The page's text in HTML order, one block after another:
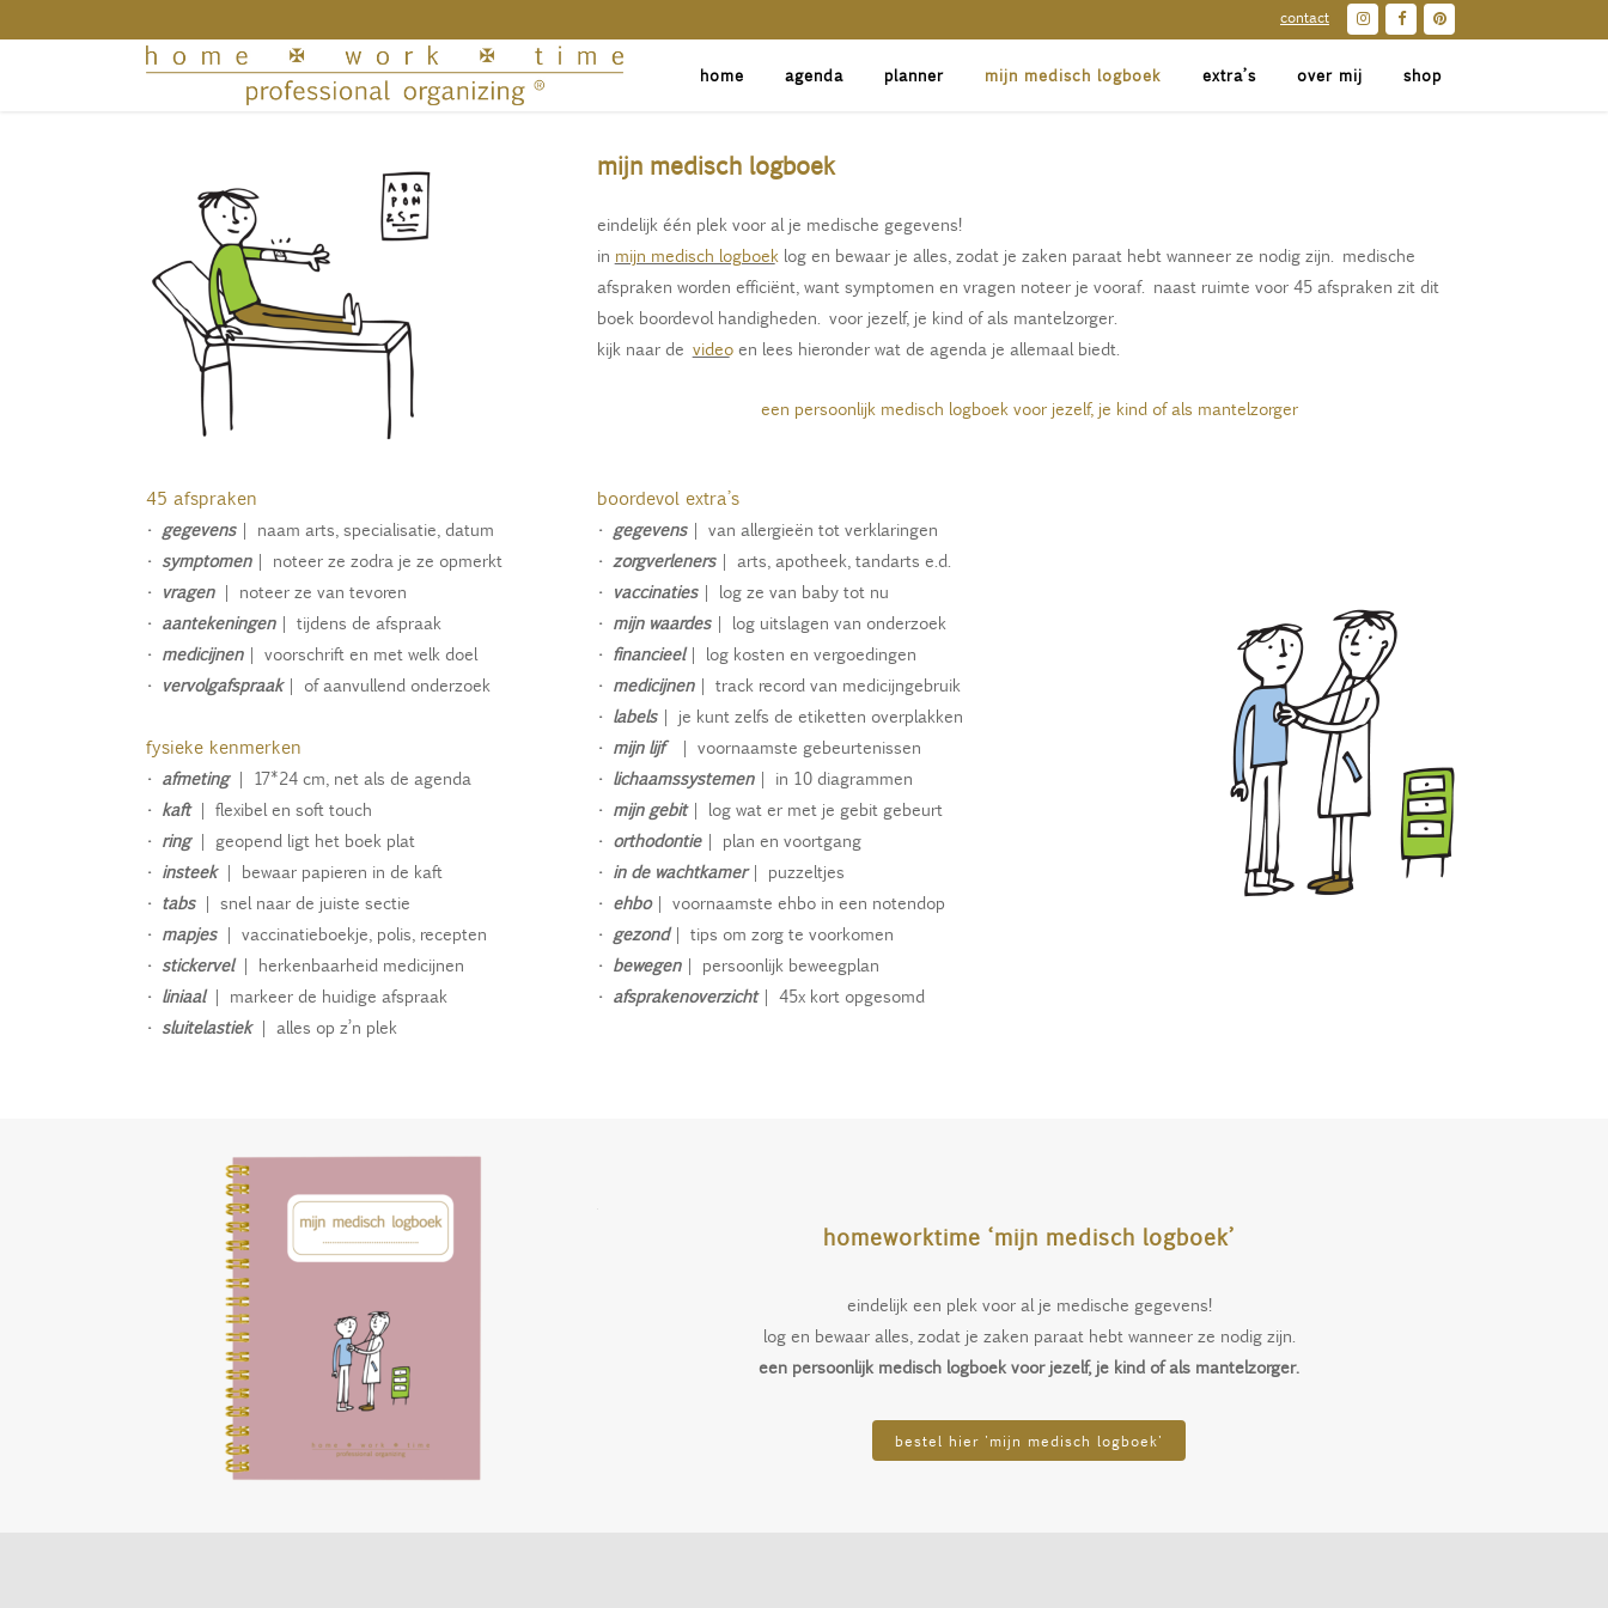
contact
home agenda planner mijn medisch logboek extra’s over mij shop
mijn medisch logboek
eindelijk één plek voor al je medische gegevens!
in mijn medisch logboeklog en bewaar je alles, zodat je zaken paraat hebt wanneer ze nodig zijn. medische
afspraken worden efficiënt, want symptomen en vragen noteer je vooraf. naast ruimte voor 45 afspraken zit dit
boek boordevol handigheden. voor jezelf, je kind of als mantelzorger.
kijk naar de videoen lees hieronder wat de agenda je allemaal biedt.
een persoonlijk medisch logboek voor jezelf, je kind of als mantelzorger
45 afspraken
• gegevens | naam arts, specialisatie, datum
• symptomen | noteer ze zodra je ze opmerkt
•
vragen| noteer ze van tevoren
• aantekeningen | tijdens de afspraak
• medicijnen | voorschrift en met welk doel
•
vervolgafspraak | of aanvullend onderzoek
fysieke kenmerken
• afmeting| 17*24 cm, net als de agenda
• kaft| flexibel en soft touch
• ring| geopend ligt het boek plat
• insteek| bewaar papieren in de kaft
• tabs| snel naar de juiste sectie
• mapjes| vaccinatieboekje, polis, recepten
• stickervel| herkenbaarheid medicijnen
• liniaal| markeer de huidige afspraak
• sluitelastiek| alles op z’n plek
boordevol extra’s
• gegevens | van allergieën tot verklaringen
• zorgverleners | arts, apotheek, tandarts e.d.
•
vaccinaties | log ze van baby tot nu
• mijn waardes | log uitslagen van onderzoek
• financieel | log kosten en vergoedingen
• medicijnen | track record van medicijngebruik
• labels | je kunt zelfs de etiketten overplakken
• mijn lijf
| voornaamste gebeurtenissen
• lichaamssystemen | in 10 diagrammen
• mijn gebit | log wat er met je gebit gebeurt
• orthodontie | plan en voortgang
• in de wachtkamer | puzzeltjes
• ehbo | voornaamste ehbo in een notendop
• gezond | tips om zorg te voorkomen
• bewegen | persoonlijk beweegplan
• afsprakenoverzicht | 45x kort opgesomd
homeworktime ‘mijn medisch logboek’
eindelijk een plek voor al je medische gegevens!
log en bewaar alles, zodat je zaken paraat hebt wanneer ze nodig zijn.
een persoonlijk medisch logboek voor jezelf, je kind of als mantelzorger.
bestel hier 'mijn medisch logboek'